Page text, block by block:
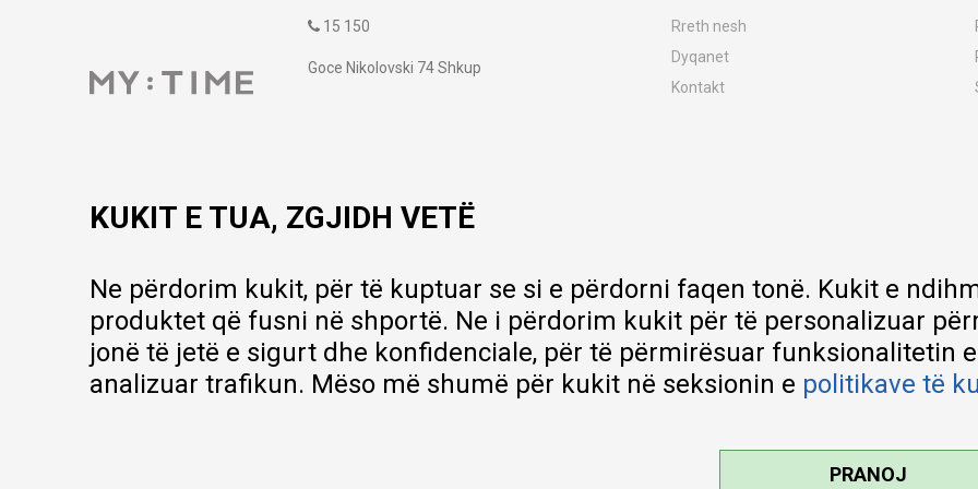
15 150
Goce Nikolovski 74 Shkup
Rreth nesh
Dyqanet
Kontakt
Lista e çmimeve
KUKIT E TUA, ZGJIDH VETË
Ne përdorim kukit, për të kuptuar se si e përdorni faqen tonë. Kukit e
produktet që fusni në shportë. Ne i përdorim kukit për të personalizuar
jonë të jetë e sigurt dhe konfidenciale, për të përmirësuar funksionalitetin
analizuar trafikun. Mëso më shumë për kukit në seksionin e politikave të
PRANOJ